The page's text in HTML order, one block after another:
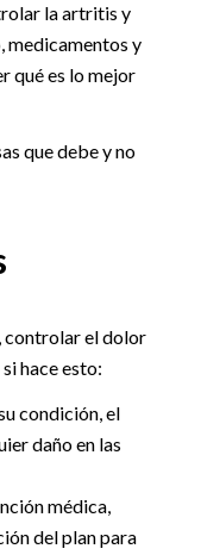
la artritis y
medicamentos y
qué es lo mejor
que debe y no
controlar el dolor
hace esto:
condición, el
daño en las
médica,
del plan para